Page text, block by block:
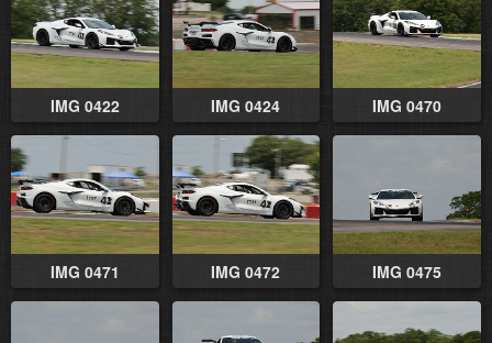
IMG 0422 IMG 0424 IMG 0470
IMG 0471 IMG 0472 IMG 0475